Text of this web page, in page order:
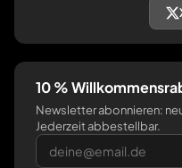
10 %
Newsletter abonnieren:
Jederzeit abbestellbar.